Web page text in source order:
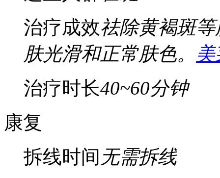
治疗成效祛除黄褐斑
肤光滑和正常肤色。
治疗时长40~60分钟
康复
拆线时间 无需拆线